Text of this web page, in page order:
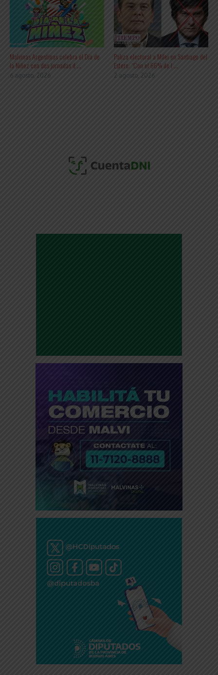
Malvinas Argentinas celebra el Día de
la Niñez con dos jornadas d ...
6 agosto, 2026
Paliza electoral a Milei en Santiago del
Estero: “Con el 66% de l ...
2 agosto, 2026